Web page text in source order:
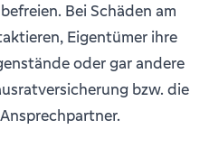
Bei Schäden am
Eigentümer ihre
oder gar andere
bzw. die